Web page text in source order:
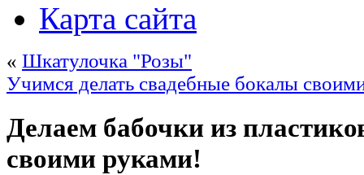
Карта сайта
« Шкатулочка "Розы"
Учимся делать свадебные бокалы
Делаем бабочки из
своими руками!